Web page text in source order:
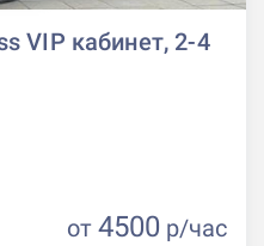
VIP кабинет, 2-4
от 4500 р/час